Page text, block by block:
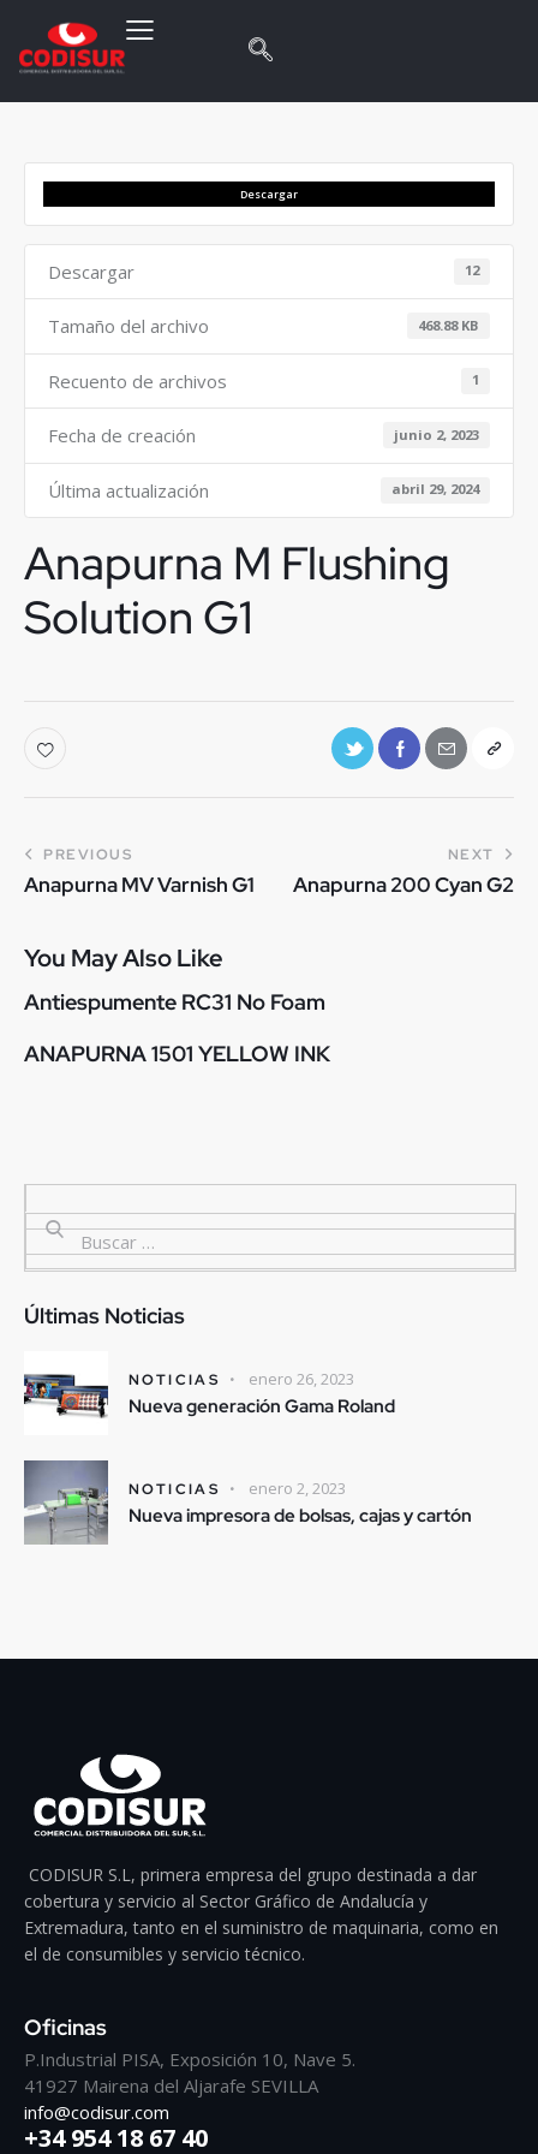
Descargar
Descargar 12
Tamaño del archivo 468.88 KB
Recuento de archivos 1
Fecha de creación junio 2, 2023
Última actualización abril 29, 2024
Anapurna M Flushing
Solution G1
PREVIOUS
Anapurna MV Varnish G1
NEXT
Anapurna 200 Cyan G2
You May Also Like
Antiespumente RC31 No Foam
ANAPURNA 1501 YELLOW INK
Últimas Noticias
NOTICIAS enero 26, 2023
Nueva generación Gama Roland
NOTICIAS enero 2, 2023
Nueva impresora de bolsas, cajas y cartón
CODISUR S.L, primera empresa del grupo destinada a dar
cobertura y servicio al Sector Gráfico de Andalucía y
Extremadura, tanto en el suministro de maquinaria, como en
el de consumibles y servicio técnico.
Oficinas
P.Industrial PISA, Exposición 10, Nave 5.
41927 Mairena del Aljarafe SEVILLA
info@codisur.com
+34 954 18 67 40